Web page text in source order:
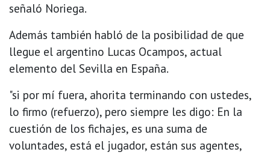
señaló Noriega.
Además también habló de la posibilidad de que
llegue el argentino Lucas Ocampos, actual
elemento del Sevilla en España.
"si por mí fuera, ahorita terminando con ustedes,
lo firmo (refuerzo), pero siempre les digo: En la
cuestión de los fichajes, es una suma de
voluntades, está el jugador, están sus agentes,